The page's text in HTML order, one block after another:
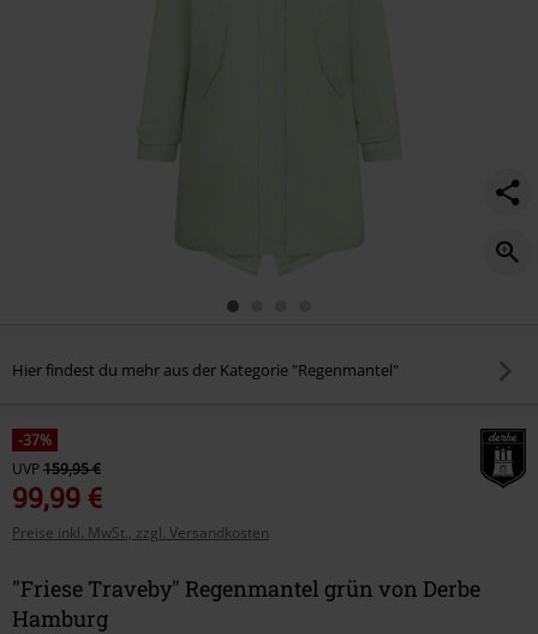
Hier findest du mehr aus der Kategorie "Regenmantel"
-37%
UVP159,95 €
99,99 €
Preise inkl. MwSt., zzgl. Versandkosten
"Friese Traveby" Regenmantel grün von Derbe
Hamburg